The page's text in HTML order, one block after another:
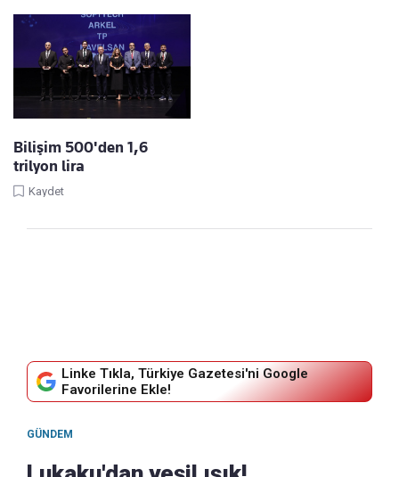
Bilişim 500'den 1,6
trilyon lira
Kaydet
Linke Tıkla, Türkiye Gazetesi'ni Google
Favorilerine Ekle!
GÜNDEM